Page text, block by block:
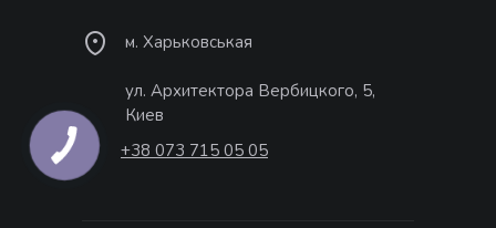
м. Харьковськая
ул. Архитектора Вербицкого, 5,
Киев
+38 073 715 05 05